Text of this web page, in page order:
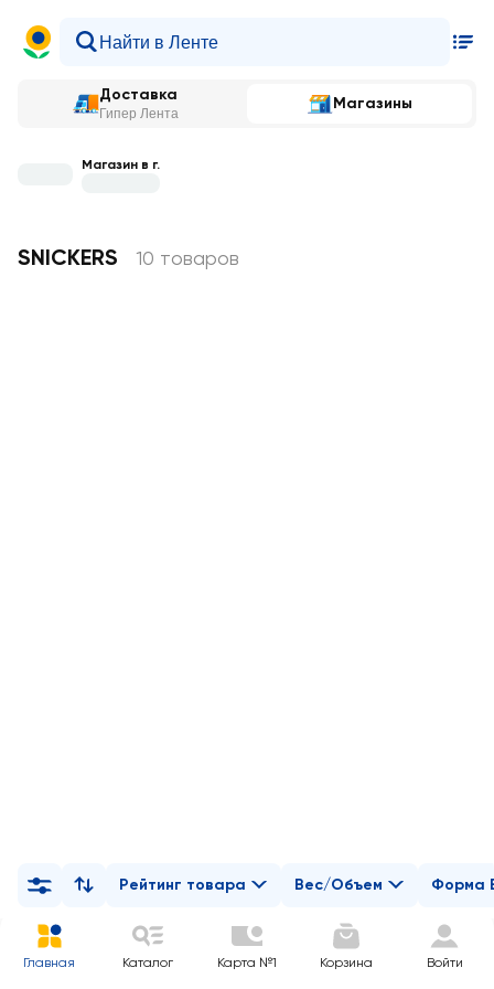
Доставка
Гипер Лента
Магазины
Магазин в г.
SNICKERS 10 товаров
Рейтинг товара Вес/Объем Форма
Главная Каталог Карта №1 Корзина Войти